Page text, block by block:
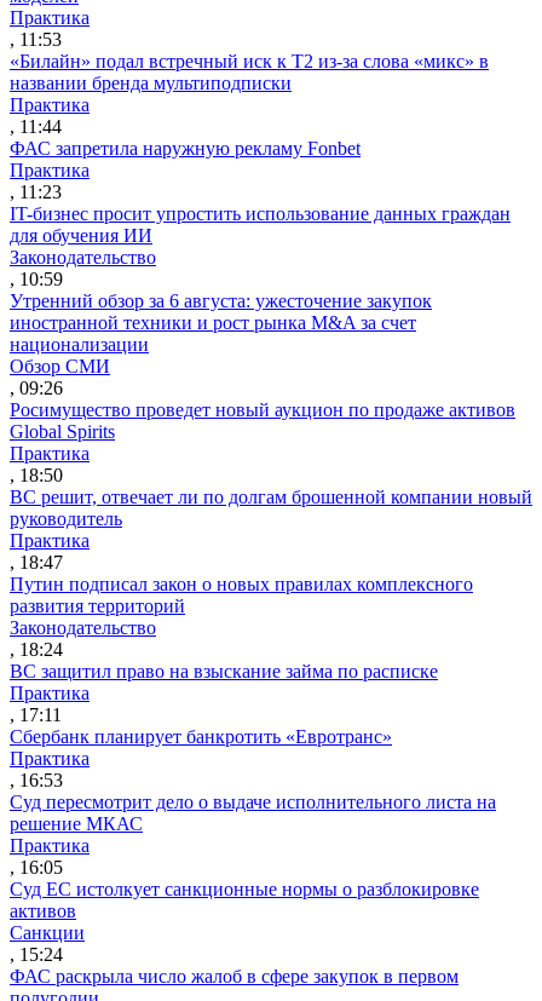
Практика
, 11:53
«Билайн» подал встречный иск к Т2 из-за слова «микс» в
названии бренда мультиподписки
Практика
, 11:44
ФАС запретила наружную рекламу Fonbet
Практика
, 11:23
IT-бизнес просит упростить использование данных граждан
для обучения ИИ
Законодательство
, 10:59
Утренний обзор за 6 августа: ужесточение закупок
иностранной техники и рост рынка M&A за счет
национализации
Обзор СМИ
, 09:26
Росимущество проведет новый аукцион по продаже активов
Global Spirits
Практика
, 18:50
ВС решит, отвечает ли по долгам брошенной компании новый
руководитель
Практика
, 18:47
Путин подписал закон о новых правилах комплексного
развития территорий
Законодательство
, 18:24
ВС защитил право на взыскание займа по расписке
Практика
, 17:11
Сбербанк планирует банкротить «Евротранс»
Практика
, 16:53
Суд пересмотрит дело о выдаче исполнительного листа на
решение МКАС
Практика
, 16:05
Суд ЕС истолкует санкционные нормы о разблокировке
активов
Санкции
, 15:24
ФАС раскрыла число жалоб в сфере закупок в первом